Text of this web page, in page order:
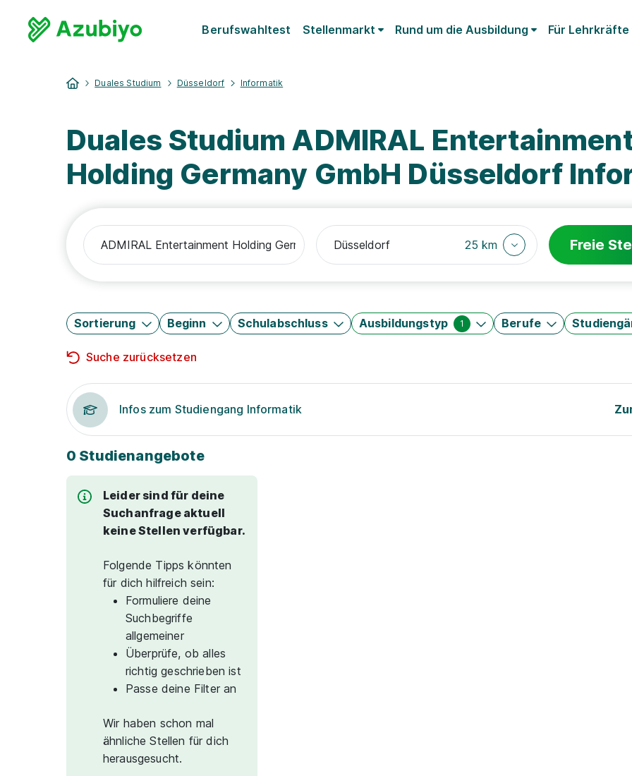
Berufswahltest Stellenmarkt Rund um die Ausbildung Für Lehrkräfte
Duales Studium Düsseldorf Informatik
Duales Studium ADMIRAL
Holding Germany GmbH Düsseldorf
25 km Freie
Sortierung Beginn Schulabschluss Ausbildungstyp 1 Berufe
Suche zurücksetzen
Infos zum Studiengang Informatik
0 Studienangebote
Leider sind für deine
Suchanfrage aktuell
keine Stellen verfügbar.
Folgende Tipps könnten
für dich hilfreich sein:
Formuliere deine
Suchbegriffe
allgemeiner
Überprüfe, ob alles
richtig geschrieben ist
Passe deine Filter an
Wir haben schon mal
ähnliche Stellen für dich
herausgesucht.